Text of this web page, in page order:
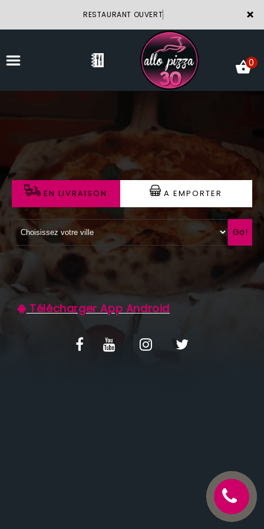
×
RESTAURANT OUVERT
LA CARTE
VOTRE COMPTE
NOTRE RESTAURANT
VOS AVIS
MENTIONS LÉGALES
0
EN LIVRAISON A EMPORTER
Go!
Télécharger App Android